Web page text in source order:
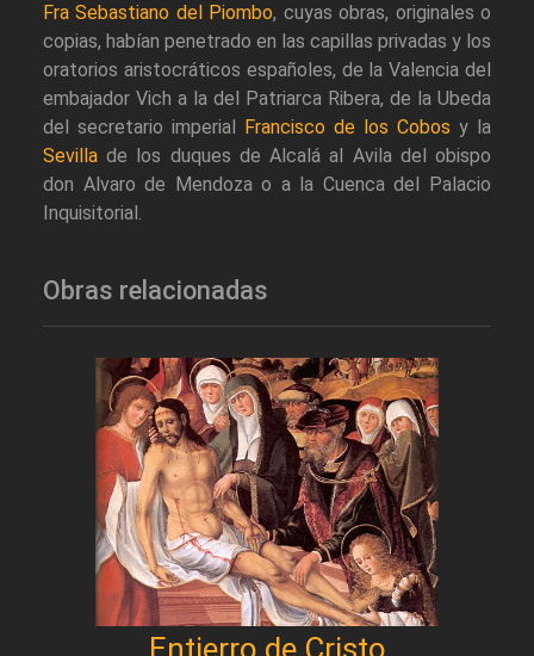
Fra Sebastiano del Piombo, cuyas obras, originales o
copias, habían penetrado en las capillas privadas y los
oratorios aristocráticos españoles, de la Valencia del
embajador Vich a la del Patriarca Ribera, de la Ubeda
del secretario imperial
Francisco de los Cobos y la
Sevilla de los duques de Alcalá al Avila del obispo
don Alvaro de Mendoza o a la Cuenca del Palacio
Inquisitorial.
Obras relacionadas